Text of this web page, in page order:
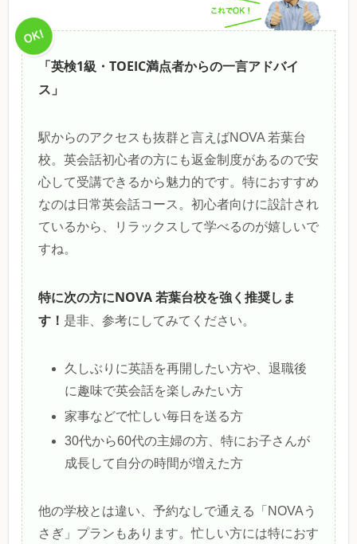
「英検1級・TOEIC満点者からの一言アドバイ
ス」
駅からのアクセスも抜群と言えばNOVA 若葉台
校。英会話初心者の方にも返金制度があるので安
心して受講できるから魅力的です。特におすすめ
なのは日常英会話コース。初心者向けに設計され
ているから、リラックスして学べるのが嬉しいで
すね。
特に次の方にNOVA 若葉台校を強く推奨しま
す！ 是非、参考にしてみてください。
久しぶりに英語を再開したい方や、退職後
に趣味で英会話を楽しみたい方
家事などで忙しい毎日を送る方
30代から60代の主婦の方、特にお子さんが
成長して自分の時間が増えた方
他の学校とは違い、予約なしで通える「NOVAう
さぎ」プランもあります。忙しい方には特におす